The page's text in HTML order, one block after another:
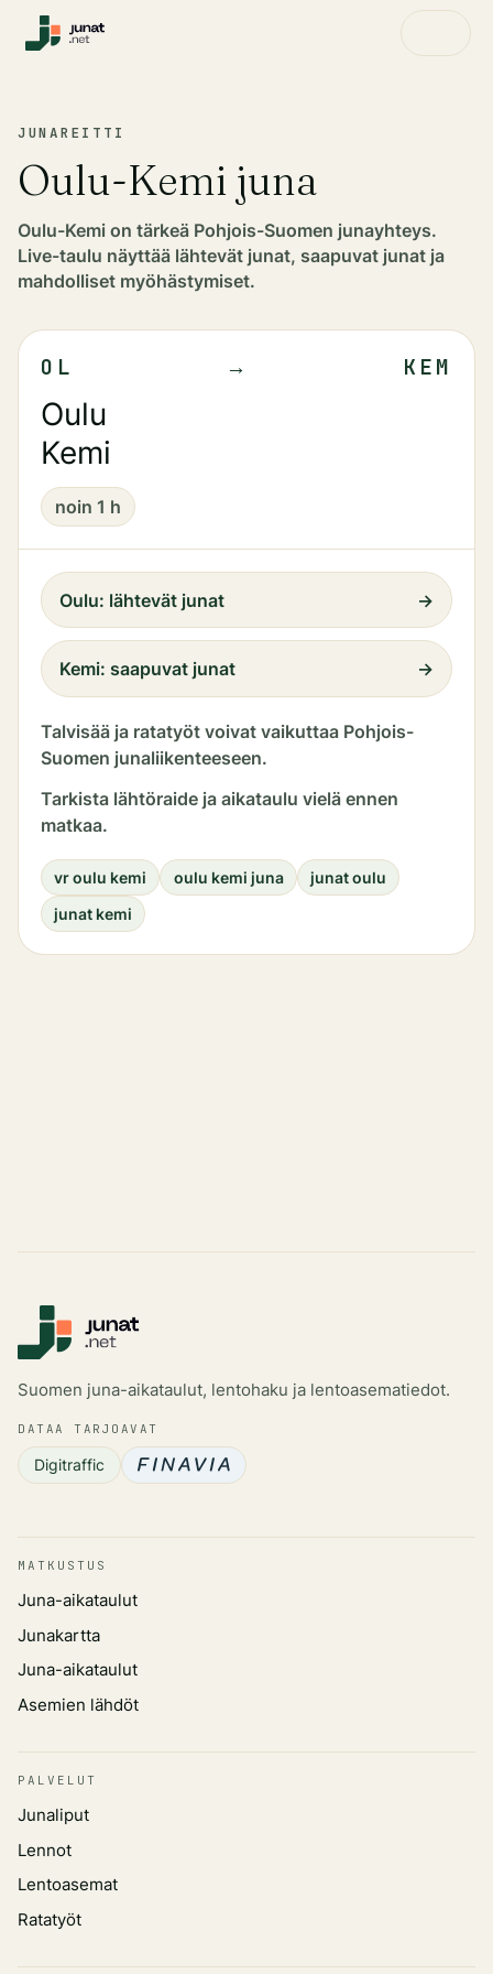
JUNAREITTI
Oulu-Kemi juna
Oulu-Kemi on tärkeä Pohjois-Suomen junayhteys.
Live-taulu näyttää lähtevät junat, saapuvat junat ja
mahdolliset myöhästymiset.
OL → KEM
Oulu
Kemi
noin 1 h
Oulu: lähtevät junat →
Kemi: saapuvat junat →
Talvisää ja ratatyöt voivat vaikuttaa Pohjois-
Suomen junaliikenteeseen.
Tarkista lähtöraide ja aikataulu vielä ennen
matkaa.
vr oulu kemi oulu kemi juna
junat oulu
junat kemi
Suomen juna-aikataulut, lentohaku ja lentoasematiedot.
DATAA TARJOAVAT
Digitraffic
MATKUSTUS
Juna-aikataulut
Junakartta
Juna-aikataulut
Asemien lähdöt
PALVELUT
Junaliput
Lennot
Lentoasemat
Ratatyöt